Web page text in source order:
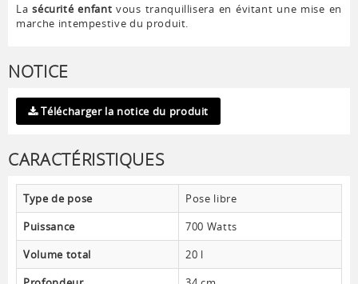
Lasécurité enfantvous tranquillisera en évitant une mise en
marche intempestive du produit.
NOTICE
Télécharger la notice du produit
CARACTÉRISTIQUES
Type de pose
Pose libre
Puissance
700 Watts
Volume total
20 l